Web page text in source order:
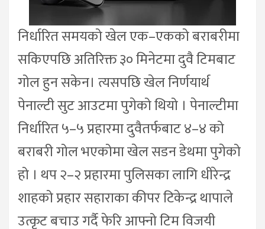
निर्धारित समयको खेल एक–एकको बराबरीमा
सकिएपछि अतिरिक्त ३० मिनेटमा दुवै टिमबाट
गोल हुन सकेन। त्यसपछि खेल निर्णयार्थ
पेनाल्टी सुट आउटमा पुगेको थियो । पेनाल्टीमा
निर्धारित ५–५ प्रहारमा दुवैतर्फबाट ४–४ को
बराबरी गोल भएकोमा खेल सडन डेथमा पुगेको
हो । थप २–२ प्रहारमा पुलिसका लागि धीरेन्द्र
शाहको प्रहार सहाराका कीपर टिकेन्द्र थापाले
उत्कृट बचाउ गर्दै फेरि आफ्नो टिम विजयी